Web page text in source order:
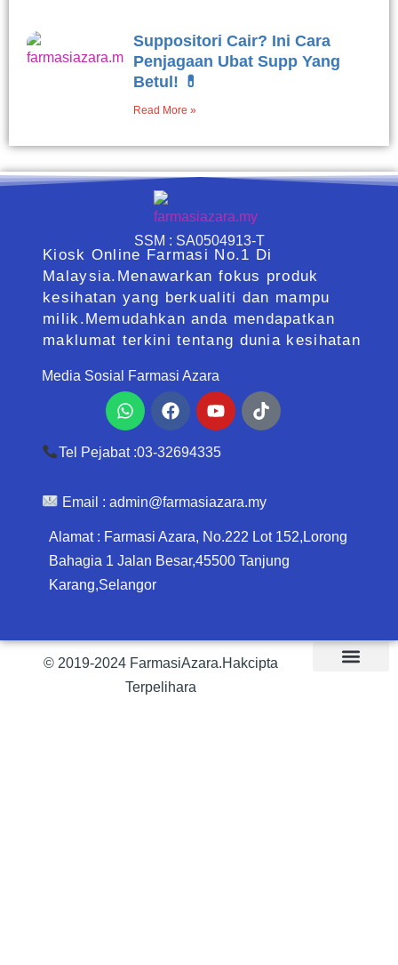
Suppositori Cair? Ini Cara
Penjagaan Ubat Supp Yang
Betul! 💊
Read More »
SSM : SA0504913-T
Kiosk Online Farmasi No.1 Di
Malaysia.Menawarkan fokus produk
kesihatan yang berkualiti dan mampu
milik.Memudahkan anda mendapatkan
maklumat terkini tentang dunia kesihatan
Media Sosial Farmasi Azara
WhatsappFacebookYoutubeTiktok
Tel Pejabat :03-32694335
Email : admin@farmasiazara.my
Alamat : Farmasi Azara, No.222 Lot 152,Lorong
Bahagia 1 Jalan Besar,45500 Tanjung
Karang,Selangor
© 2019-2024 FarmasiAzara.Hakcipta
Terpelihara